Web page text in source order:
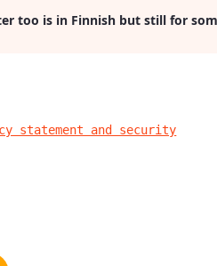
too is in Finnish but still for
statement and security